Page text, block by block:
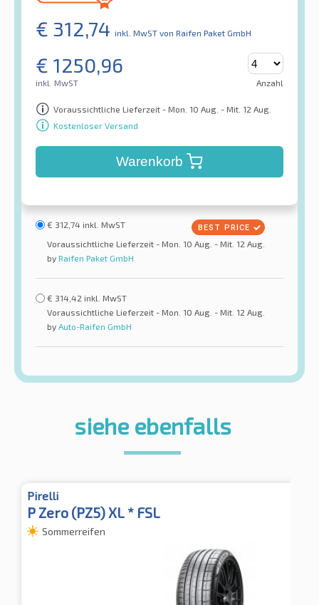
€ 312,74 inkl. MwST von Raifen Paket GmbH
€ 1250,96
inkl. MwST Anzahl
Voraussichtliche Lieferzeit - Mon. 10 Aug. - Mit. 12 Aug.
Kostenloser Versand
Warenkorb
€ 312,74 inkl. MwST
Voraussichtliche Lieferzeit - Mon. 10 Aug. - Mit. 12 Aug.
by Raifen Paket GmbH
€ 314,42 inkl. MwST
Voraussichtliche Lieferzeit - Mon. 10 Aug. - Mit. 12 Aug.
by Auto-Raifen GmbH
siehe ebenfalls
Pirelli
P Zero (PZ5) XL * FSL
Sommerreifen